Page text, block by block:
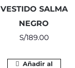
VESTIDO SALMA
NEGRO
S/189.00
Añadir al